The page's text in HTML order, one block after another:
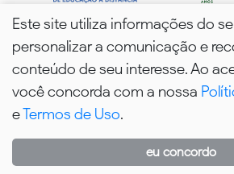
wPós - 2026. Todos os
WhatsApp
Este site utiliza informações do
personalizar a comunicação e
conteúdo de seu interesse. Ao
você concorda com a nossa
eTermos de Uso.
eu concordo